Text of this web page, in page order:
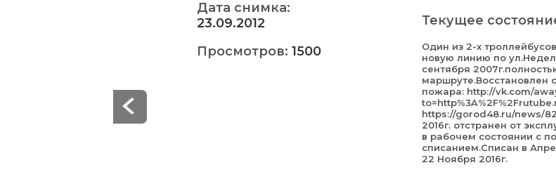
Дата снимка:
23.09.2012
Просмотров: 1500
Текущее
Один из 2-х
новую линию по
сентября
маршруте.Восстановлен
пожара: http://vk.com/
https://gorod48.ru/news/
2016г. отстранен от
в рабочем состоянии с
списанием.Списан в
22 Ноября 2016г.